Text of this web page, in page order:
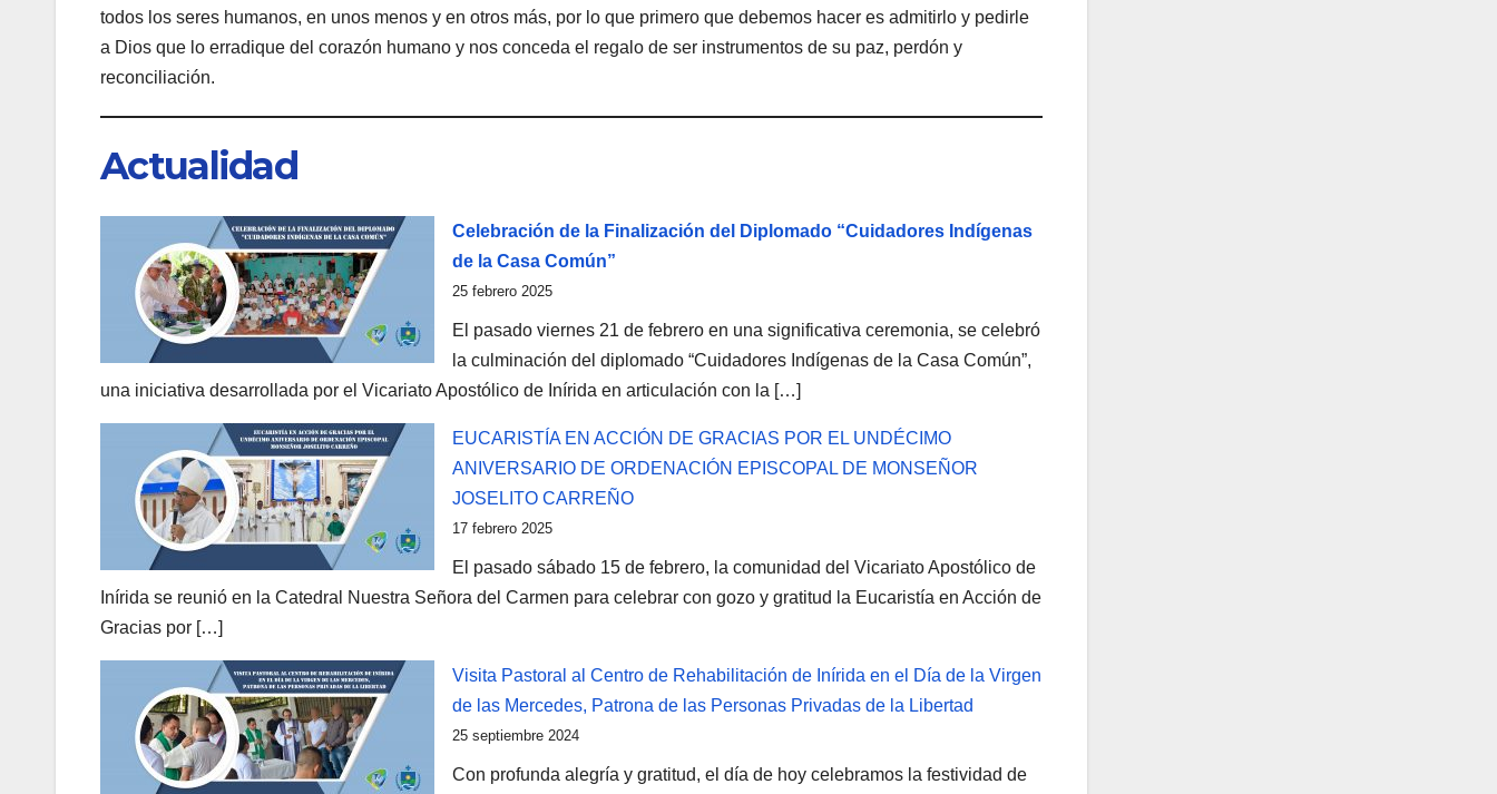
todos los seres humanos, en unos menos y en otros más, por lo que primero que debemos hacer es admitirlo y pedirle
a Dios que lo erradique del corazón humano y nos conceda el regalo de ser instrumentos de su paz, perdón y
reconciliación.
Actualidad
Celebración de la Finalización del Diplomado “Cuidadores Indígenas
de la Casa Común”
25 febrero 2025
El pasado viernes 21 de febrero en una significativa ceremonia, se celebró
la culminación del diplomado “Cuidadores Indígenas de la Casa Común”,
una iniciativa desarrollada por el Vicariato Apostólico de Inírida en articulación con la […]
EUCARISTÍA EN ACCIÓN DE GRACIAS POR EL UNDÉCIMO
ANIVERSARIO DE ORDENACIÓN EPISCOPAL DE MONSEÑOR
JOSELITO CARREÑO
17 febrero 2025
El pasado sábado 15 de febrero, la comunidad del Vicariato Apostólico de
Inírida se reunió en la Catedral Nuestra Señora del Carmen para celebrar con gozo y gratitud la Eucaristía en Acción de
Gracias por […]
Visita Pastoral al Centro de Rehabilitación de Inírida en el Día de la Virgen
de las Mercedes, Patrona de las Personas Privadas de la Libertad
25 septiembre 2024
Con profunda alegría y gratitud, el día de hoy celebramos la festividad de